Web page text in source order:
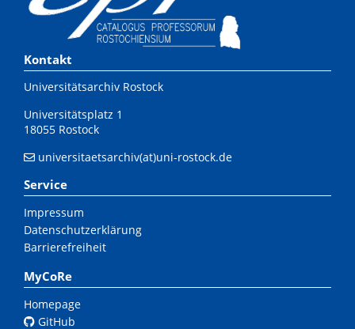
Kontakt
Universitätsarchiv Rostock
Universitätsplatz 1
18055 Rostock
universitaetsarchiv(at)uni-rostock.de
Service
Impressum
Datenschutzerklärung
Barrierefreiheit
MyCoRe
Homepage
GitHub